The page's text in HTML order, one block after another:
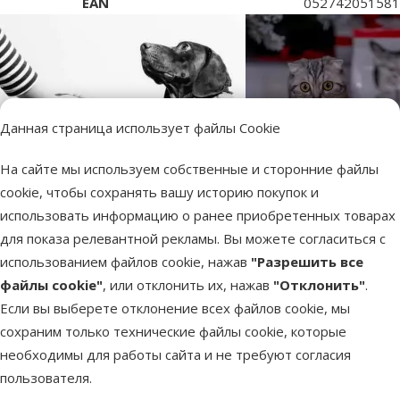
Данная страница использует файлы Cookie
На сайте мы используем собственные и сторонние файлы
cookie, чтобы сохранять вашу историю покупок и
использовать информацию о ранее приобретенных товарах
для показа релевантной рекламы. Вы можете согласиться с
использованием файлов cookie, нажав "Разрешить все
файлы cookie", или отклонить их, нажав "Отклонить".
Если вы выберете отклонение всех файлов cookie, мы
сохраним только технические файлы cookie, которые
необходимы для работы сайта и не требуют согласия
пользователя.
Hill’s – доказано наукой, одобрено питомцем
Корма Hill’s разработаны с учетом потребностей
Hill's Prescription Diet – ветеринарные корма для